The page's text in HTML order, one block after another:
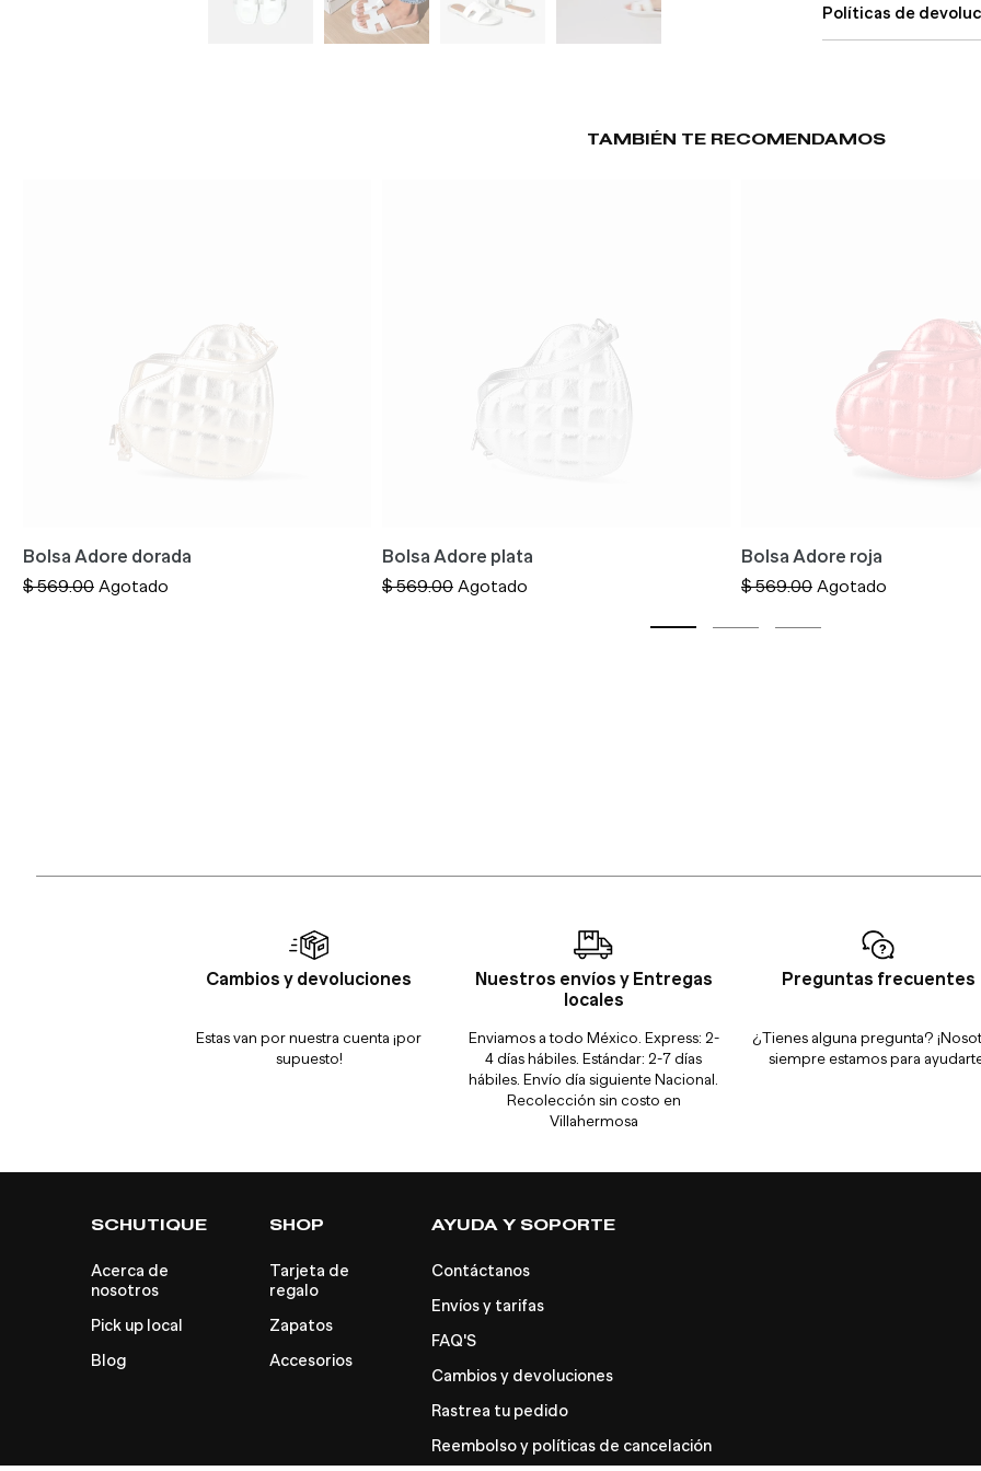
Políticas de
TAMBIÉN TE RECOMENDAMOS
Bolsa Adore dorada
Precio
$ 569.00 Agotado
Bolsa Adore plata
Precio
$ 569.00 Agotado
Bolsa Adore roja
Precio
$ 569.00 Agotado
Cambios y devoluciones
Estas van por nuestra cuenta ¡por
supuesto!
Nuestros envíos y Entregas
locales
Enviamos a todo México. Express: 2-
4 días hábiles. Estándar: 2-7 días
hábiles. Envío día siguiente Nacional.
Recolección sin costo en
Villahermosa
Preguntas frecuentes
¿Tienes alguna pregunta?
siempre estamos para
SCHUTIQUE
Acerca de
nosotros
Pick up local
Blog
SHOP
Tarjeta de
regalo
Zapatos
Accesorios
AYUDA Y SOPORTE
Contáctanos
Envíos y tarifas
FAQ'S
Cambios y devoluciones
Rastrea tu pedido
Reembolso y políticas de cancelación